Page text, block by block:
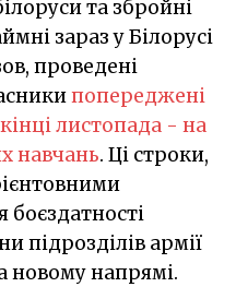
та збройні
зараз у Білорусі
проведені
попереджені
листопада - на
навчань. Ці строки,
боєздатності
підрозділів армії
новому напрямі.